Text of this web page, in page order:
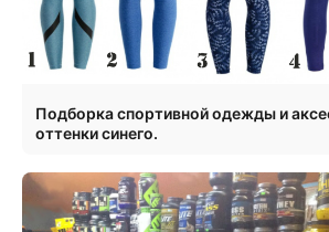
Подборка спортивной одежды и
оттенки синего.